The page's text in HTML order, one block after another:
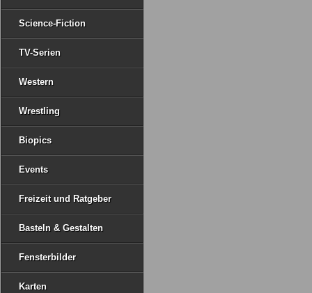
Science-Fiction
TV-Serien
Western
Wrestling
Biopics
Events
Freizeit und Ratgeber
Basteln & Gestalten
Fensterbilder
Karten